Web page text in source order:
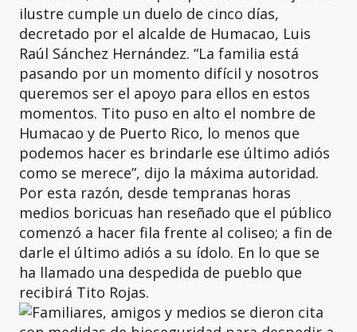
ilustre cumple un duelo de cinco días,
decretado por el alcalde de Humacao, Luis
Raúl Sánchez Hernández. “La familia está
pasando por un momento difícil y nosotros
queremos ser el apoyo para ellos en estos
momentos. Tito puso en alto el nombre de
Humacao y de Puerto Rico, lo menos que
podemos hacer es brindarle ese último adiós
como se merece”, dijo la máxima autoridad.
Por esta razón, desde tempranas horas
medios boricuas han reseñado que el público
comenzó a hacer fila frente al coliseo; a fin de
darle el último adiós a su ídolo. En lo que se
ha llamado una despedida de pueblo que
recibirá Tito Rojas.